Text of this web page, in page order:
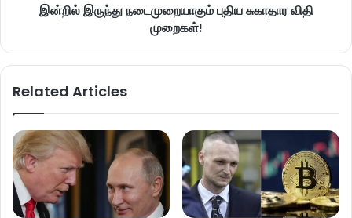
இன்றில் இருந்து நடைமுறையாகும் புதிய சுகாதார விதி
முறைகள்!
Related Articles